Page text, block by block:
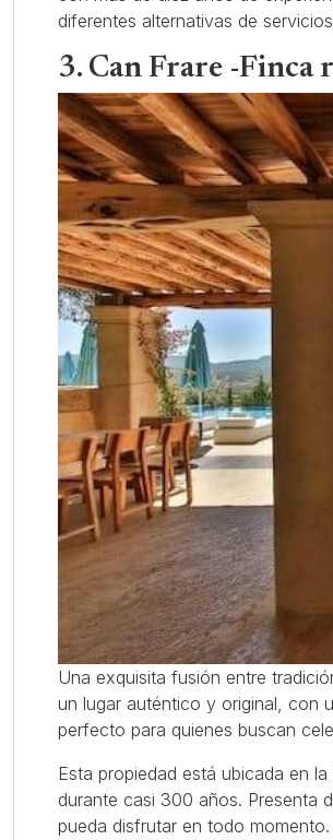
diferentes alternativas de
3. Can Frare -Finca
Una exquisita fusión entre
un lugar auténtico y original, con
perfecto para quienes buscan
Esta propiedad está ubicada en
durante casi 300 años. Presenta
pueda disfrutar en todo momento.